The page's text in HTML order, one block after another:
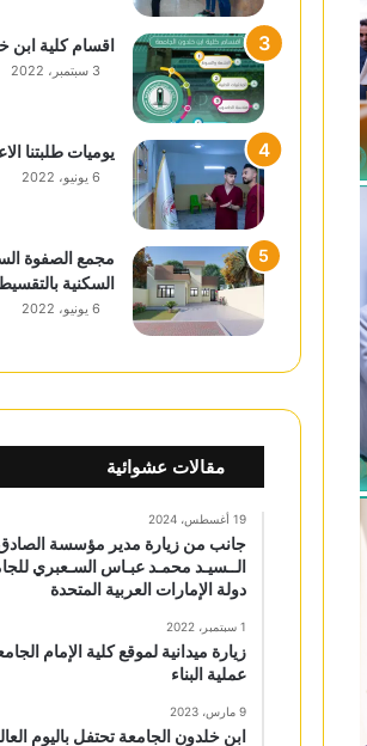
اقسام كلية ابن
3 سبتمبر، 2022
يوميات طلبتنا
6 يونيو، 2022
مجمع الصفوة
السكنية
6 يونيو، 2022
مقالات عشوائية
19 أغسطس، 2024
جانب من زيارة مدير مؤسسة الصادق
الــسيـد محمـد عبـاس السـعبري
دولة الإمارات العربية المتحدة
1 سبتمبر، 2022
زيارة ميدانية لموقع كلية الإمام
عملية البناء
9 مارس، 2023
ابن خلدون الجامعة تحتفل باليوم